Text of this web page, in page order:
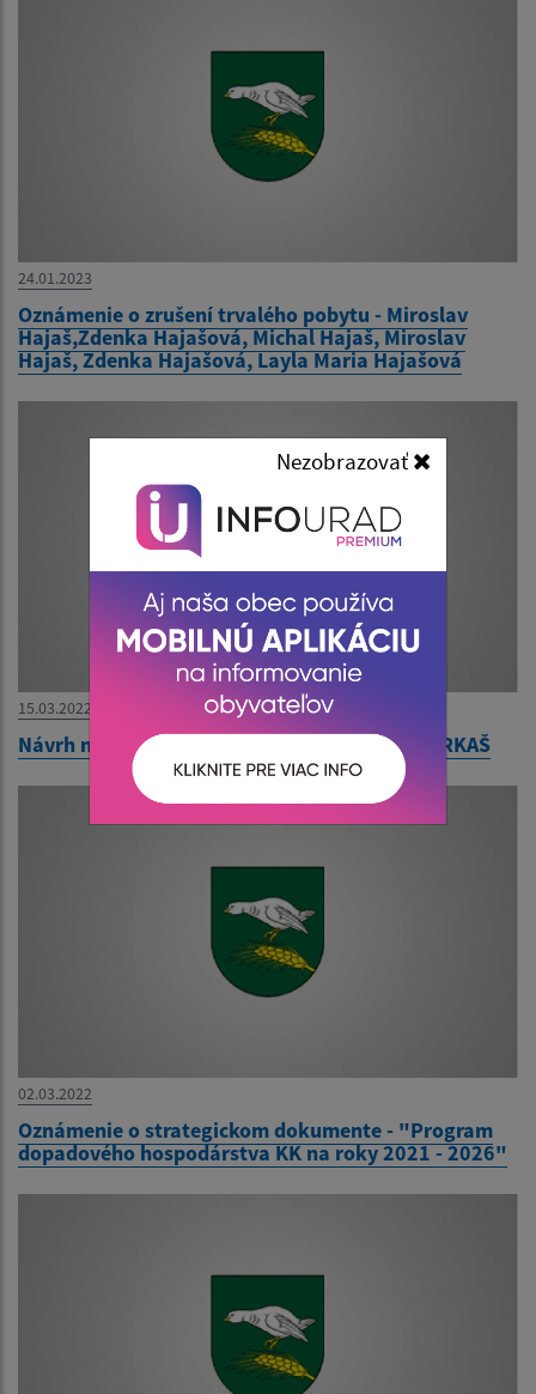
24.01.2023
Oznámenie o zrušení trvalého pobytu - Miroslav
Hajaš,Zdenka Hajašová, Michal Hajaš, Miroslav
Hajaš, Zdenka Hajašová, Layla Maria Hajašová
15.03.2022
Návrh na zrušenie trvalého pobytu - Milan FARKAŠ
02.03.2022
Oznámenie o strategickom dokumente - "Program
dopadového hospodárstva KK na roky 2021 - 2026"
Nezobrazovať